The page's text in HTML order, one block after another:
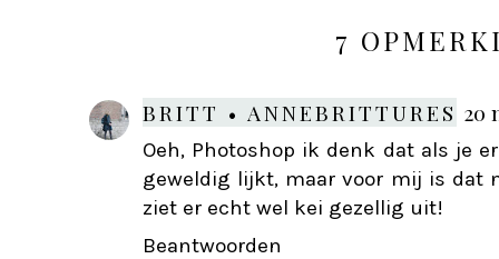
7
BRITT • ANNEBRITTURES 20
Oeh, Photoshop ik denk dat als je
geweldig lijkt, maar voor mij is dat
ziet er echt wel kei gezellig uit!
Beantwoorden